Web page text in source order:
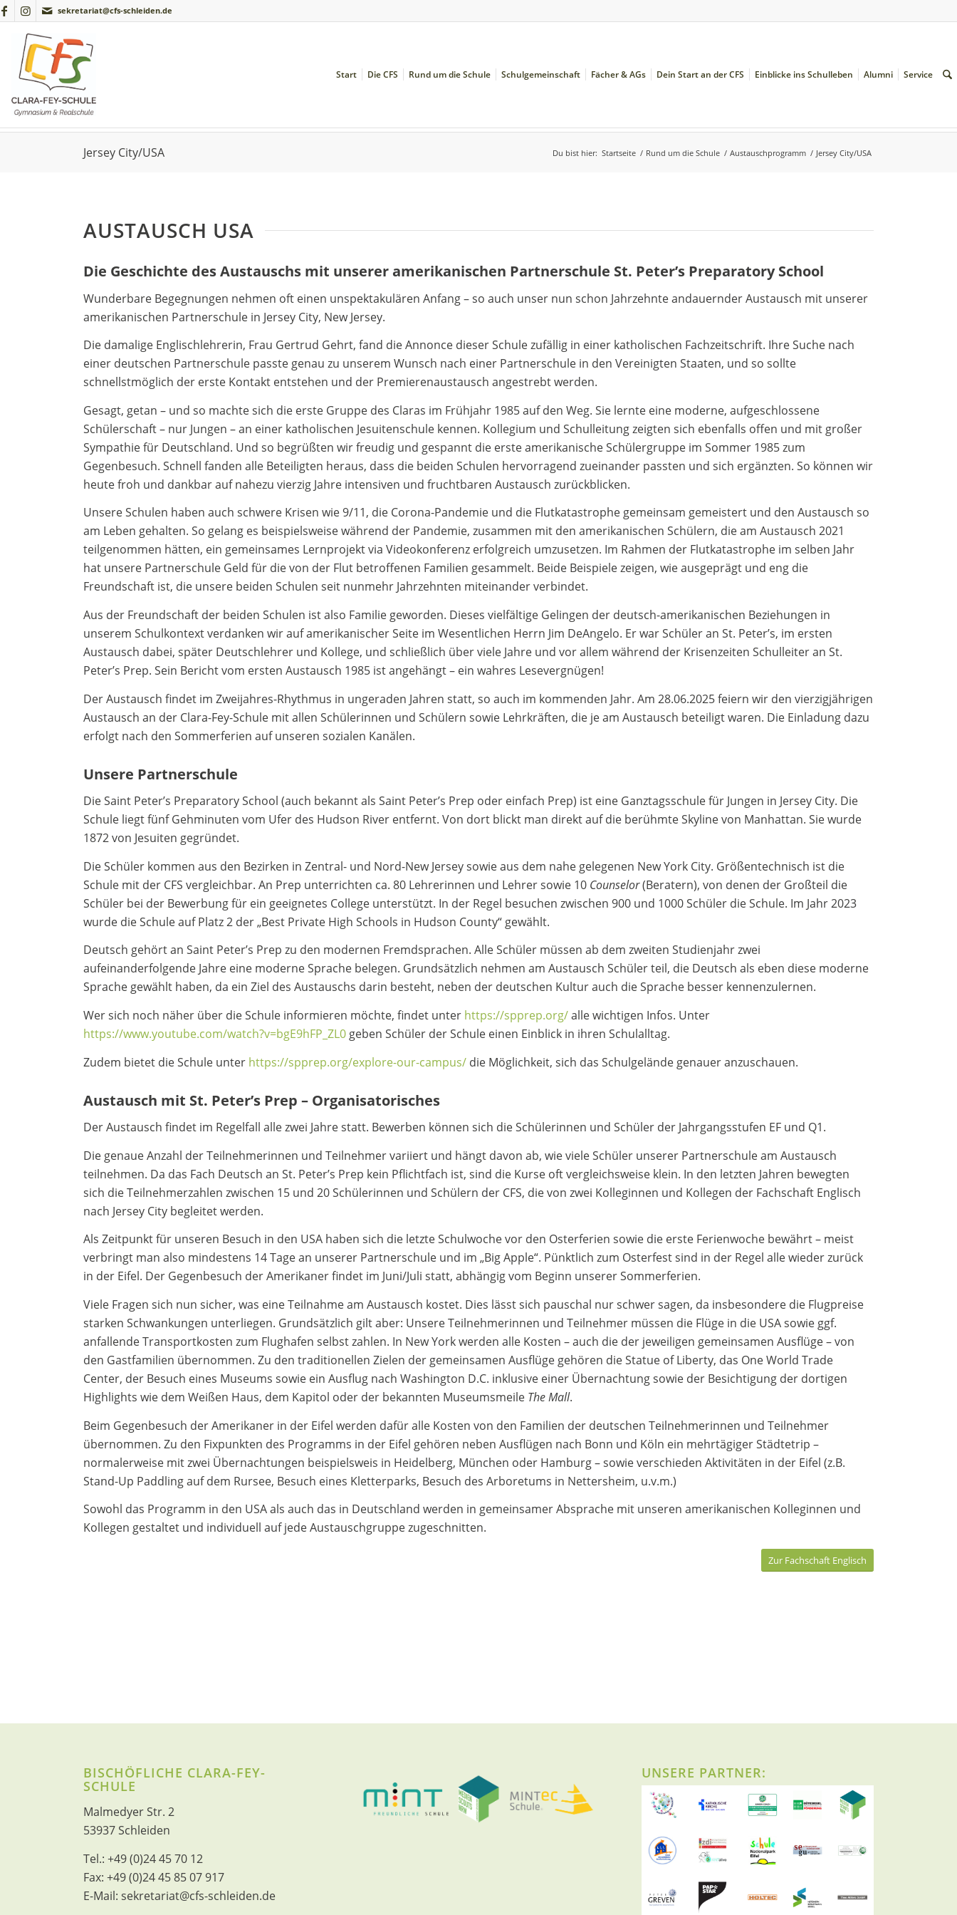
sekretariat@cfs-schleiden.de
Start Die CFS Rund um die Schule Schulgemeinschaft Fächer & AGs Dein Start an der CFS Einblicke ins Schulleben Alumni Service
Jersey City/USA Du bist hier: Startseite / Rund um die Schule / Austauschprogramm / Jersey City/USA
AUSTAUSCH USA
Die Geschichte des Austauschs mit unserer amerikanischen Partnerschule St. Peter’s Preparatory School
Wunderbare Begegnungen nehmen oft einen unspektakulären Anfang – so auch unser nun schon Jahrzehnte andauernder Austausch mit unserer
amerikanischen Partnerschule in Jersey City, New Jersey.
Die damalige Englischlehrerin, Frau Gertrud Gehrt, fand die Annonce dieser Schule zufällig in einer katholischen Fachzeitschrift. Ihre Suche nach
einer deutschen Partnerschule passte genau zu unserem Wunsch nach einer Partnerschule in den Vereinigten Staaten, und so sollte
schnellstmöglich der erste Kontakt entstehen und der Premierenaustausch angestrebt werden.
Gesagt, getan – und so machte sich die erste Gruppe des Claras im Frühjahr 1985 auf den Weg. Sie lernte eine moderne, aufgeschlossene
Schülerschaft – nur Jungen – an einer katholischen Jesuitenschule kennen. Kollegium und Schulleitung zeigten sich ebenfalls offen und mit großer
Sympathie für Deutschland. Und so begrüßten wir freudig und gespannt die erste amerikanische Schülergruppe im Sommer 1985 zum
Gegenbesuch. Schnell fanden alle Beteiligten heraus, dass die beiden Schulen hervorragend zueinander passten und sich ergänzten. So können wir
heute froh und dankbar auf nahezu vierzig Jahre intensiven und fruchtbaren Austausch zurückblicken.
Unsere Schulen haben auch schwere Krisen wie 9/11, die Corona-Pandemie und die Flutkatastrophe gemeinsam gemeistert und den Austausch so
am Leben gehalten. So gelang es beispielsweise während der Pandemie, zusammen mit den amerikanischen Schülern, die am Austausch 2021
teilgenommen hätten, ein gemeinsames Lernprojekt via Videokonferenz erfolgreich umzusetzen. Im Rahmen der Flutkatastrophe im selben Jahr
hat unsere Partnerschule Geld für die von der Flut betroffenen Familien gesammelt. Beide Beispiele zeigen, wie ausgeprägt und eng die
Freundschaft ist, die unsere beiden Schulen seit nunmehr Jahrzehnten miteinander verbindet.
Aus der Freundschaft der beiden Schulen ist also Familie geworden. Dieses vielfältige Gelingen der deutsch-amerikanischen Beziehungen in
unserem Schulkontext verdanken wir auf amerikanischer Seite im Wesentlichen Herrn Jim DeAngelo. Er war Schüler an St. Peter’s, im ersten
Austausch dabei, später Deutschlehrer und Kollege, und schließlich über viele Jahre und vor allem während der Krisenzeiten Schulleiter an St.
Peter’s Prep. Sein Bericht vom ersten Austausch 1985 ist angehängt – ein wahres Lesevergnügen!
Der Austausch findet im Zweijahres-Rhythmus in ungeraden Jahren statt, so auch im kommenden Jahr. Am 28.06.2025 feiern wir den vierzigjährigen
Austausch an der Clara-Fey-Schule mit allen Schülerinnen und Schülern sowie Lehrkräften, die je am Austausch beteiligt waren. Die Einladung dazu
erfolgt nach den Sommerferien auf unseren sozialen Kanälen.
Unsere Partnerschule
Die Saint Peter’s Preparatory School (auch bekannt als Saint Peter’s Prep oder einfach Prep) ist eine Ganztagsschule für Jungen in Jersey City. Die
Schule liegt fünf Gehminuten vom Ufer des Hudson River entfernt. Von dort blickt man direkt auf die berühmte Skyline von Manhattan. Sie wurde
1872 von Jesuiten gegründet.
Die Schüler kommen aus den Bezirken in Zentral- und Nord-New Jersey sowie aus dem nahe gelegenen New York City. Größentechnisch ist die
Schule mit der CFS vergleichbar. An Prep unterrichten ca. 80 Lehrerinnen und Lehrer sowie 10 Counselor(Beratern), von denen der Großteil die
Schüler bei der Bewerbung für ein geeignetes College unterstützt. In der Regel besuchen zwischen 900 und 1000 Schüler die Schule. Im Jahr 2023
wurde die Schule auf Platz 2 der „Best Private High Schools in Hudson County“ gewählt.
Deutsch gehört an Saint Peter’s Prep zu den modernen Fremdsprachen. Alle Schüler müssen ab dem zweiten Studienjahr zwei
aufeinanderfolgende Jahre eine moderne Sprache belegen. Grundsätzlich nehmen am Austausch Schüler teil, die Deutsch als eben diese moderne
Sprache gewählt haben, da ein Ziel des Austauschs darin besteht, neben der deutschen Kultur auch die Sprache besser kennenzulernen.
Wer sich noch näher über die Schule informieren möchte, findet unter https://spprep.org/alle wichtigen Infos. Unter
https://www.youtube.com/watch?v=bgE9hFP_ZL0 geben Schüler der Schule einen Einblick in ihren Schulalltag.
Zudem bietet die Schule unter https://spprep.org/explore-our-campus/ die Möglichkeit, sich das Schulgelände genauer anzuschauen.
Austausch mit St. Peter’s Prep – Organisatorisches
Der Austausch findet im Regelfall alle zwei Jahre statt. Bewerben können sich die Schülerinnen und Schüler der Jahrgangsstufen EF und Q1.
Die genaue Anzahl der Teilnehmerinnen und Teilnehmer variiert und hängt davon ab, wie viele Schüler unserer Partnerschule am Austausch
teilnehmen. Da das Fach Deutsch an St. Peter’s Prep kein Pflichtfach ist, sind die Kurse oft vergleichsweise klein. In den letzten Jahren bewegten
sich die Teilnehmerzahlen zwischen 15 und 20 Schülerinnen und Schülern der CFS, die von zwei Kolleginnen und Kollegen der Fachschaft Englisch
nach Jersey City begleitet werden.
Als Zeitpunkt für unseren Besuch in den USA haben sich die letzte Schulwoche vor den Osterferien sowie die erste Ferienwoche bewährt – meist
verbringt man also mindestens 14 Tage an unserer Partnerschule und im „Big Apple“. Pünktlich zum Osterfest sind in der Regel alle wieder zurück
in der Eifel. Der Gegenbesuch der Amerikaner findet im Juni/Juli statt, abhängig vom Beginn unserer Sommerferien.
Viele Fragen sich nun sicher, was eine Teilnahme am Austausch kostet. Dies lässt sich pauschal nur schwer sagen, da insbesondere die Flugpreise
starken Schwankungen unterliegen. Grundsätzlich gilt aber: Unsere Teilnehmerinnen und Teilnehmer müssen die Flüge in die USA sowie ggf.
anfallende Transportkosten zum Flughafen selbst zahlen. In New York werden alle Kosten – auch die der jeweiligen gemeinsamen Ausflüge – von
den Gastfamilien übernommen. Zu den traditionellen Zielen der gemeinsamen Ausflüge gehören die Statue of Liberty, das One World Trade
Center, der Besuch eines Museums sowie ein Ausflug nach Washington D.C. inklusive einer Übernachtung sowie der Besichtigung der dortigen
Highlights wie dem Weißen Haus, dem Kapitol oder der bekannten Museumsmeile The Mall.
Beim Gegenbesuch der Amerikaner in der Eifel werden dafür alle Kosten von den Familien der deutschen Teilnehmerinnen und Teilnehmer
übernommen. Zu den Fixpunkten des Programms in der Eifel gehören neben Ausflügen nach Bonn und Köln ein mehrtägiger Städtetrip –
normalerweise mit zwei Übernachtungen beispielsweis in Heidelberg, München oder Hamburg – sowie verschieden Aktivitäten in der Eifel (z.B.
Stand-Up Paddling auf dem Rursee, Besuch eines Kletterparks, Besuch des Arboretums in Nettersheim, u.v.m.)
Sowohl das Programm in den USA als auch das in Deutschland werden in gemeinsamer Absprache mit unseren amerikanischen Kolleginnen und
Kollegen gestaltet und individuell auf jede Austauschgruppe zugeschnitten.
Zur Fachschaft Englisch
BISCHÖFLICHE CLARA-FEY-
SCHULE
Malmedyer Str. 2
53937 Schleiden
Tel.:+49 (0)24 45 70 12
Fax:+49 (0)24 45 85 07 917
E-Mail:sekretariat@cfs-schleiden.de
UNSERE PARTNER: